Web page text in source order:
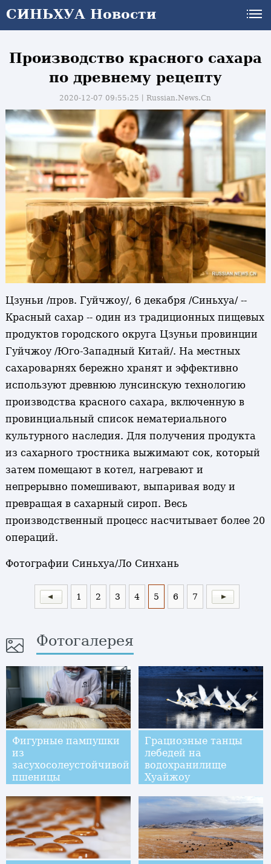
СИНЬХУА Новости
Производство красного сахара
по древнему рецепту
2020-12-07 09:55:25丨Russian.News.Cn
Цзуньи /пров. Гуйчжоу/, 6 декабря /Синьхуа/ --
Красный сахар -- один из традиционных пищевых
продуктов городского округа Цзуньи провинции
Гуйчжоу /Юго-Западный Китай/. На местных
сахароварнях бережно хранят и эффективно
используют древнюю лунсинскую технологию
производства красного сахара, включенную в
провинциальный список нематериального
культурного наследия. Для получения продукта
из сахарного тростника выжимают сок, который
затем помещают в котел, нагревают и
непрерывно помешивают, выпаривая воду и
превращая в сахарный сироп. Весь
производственный процесс насчитывает более 20
операций.
Фотографии Синьхуа/Ло Синхань
1 2 3 4 5 6 7
Фотогалерея
Фигурные пампушки
из
засухосолеустойчивой
пшеницы
Грациозные танцы
лебедей на
водохранилище
Хуайжоу